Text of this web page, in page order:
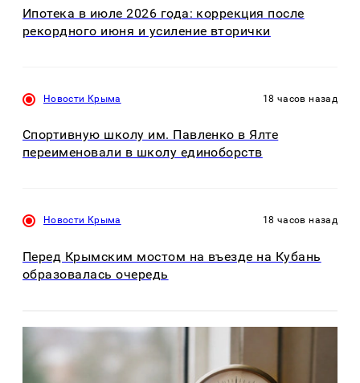
Ипотека в июле 2026 года: коррекция после
рекордного июня и усиление вторички
Новости Крыма 18 часов назад
Спортивную школу им. Павленко в Ялте
переименовали в школу единоборств
Новости Крыма 18 часов назад
Перед Крымским мостом на въезде на Кубань
образовалась очередь